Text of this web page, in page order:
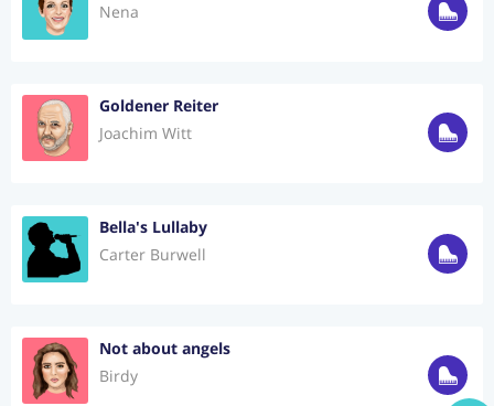
Nena
Goldener Reiter
Joachim Witt
Bella's Lullaby
Carter Burwell
Not about angels
Birdy